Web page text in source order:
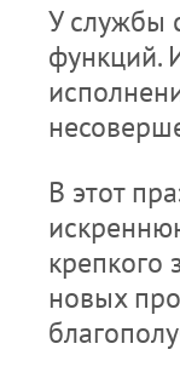
У службы
функций.
В этот
крепкого
новых